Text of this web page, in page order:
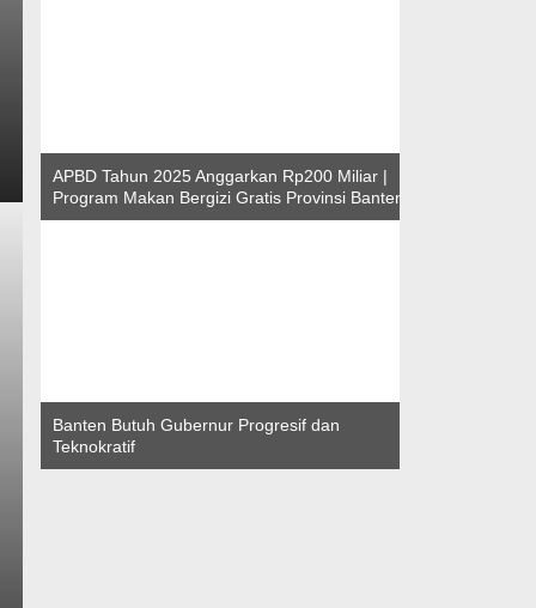
APBD Tahun 2025 Anggarkan Rp200 Miliar |
Program Makan Bergizi Gratis Provinsi Banten
Banten Butuh Gubernur Progresif dan
Teknokratif